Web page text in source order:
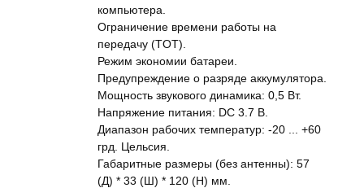
компьютера.
Ограничение времени работы на
передачу (TOT).
Режим экономии батареи.
Предупреждение о разряде аккумулятора.
Мощность звукового динамика: 0,5 Вт.
Напряжение питания: DC 3.7 В.
Диапазон рабочих температур: -20 ... +60
грд. Цельсия.
Габаритные размеры (без антенны): 57
(Д) * 33 (Ш) * 120 (H) мм.